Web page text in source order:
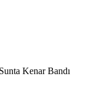
Kenar Bandı